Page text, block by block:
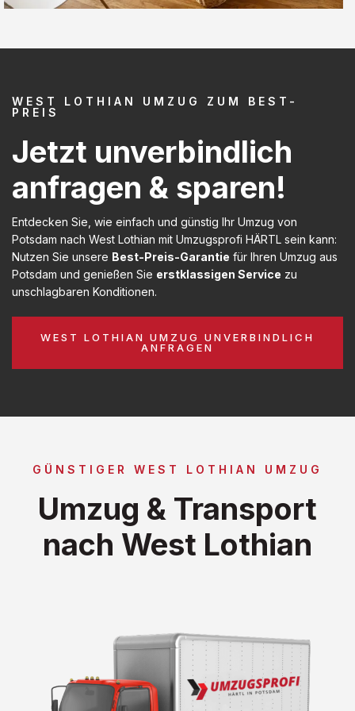
WEST LOTHIAN UMZUG ZUM BEST-
PREIS
Jetzt unverbindlich
anfragen & sparen!
Entdecken Sie, wie einfach und günstig Ihr Umzug von
Potsdam nach West Lothian mit Umzugsprofi HÄRTL sein kann:
Nutzen Sie unsere Best-Preis-Garantie für Ihren Umzug aus
Potsdam und genießen Sie erstklassigen Service zu
unschlagbaren Konditionen.
WEST LOTHIAN UMZUG UNVERBINDLICH
ANFRAGEN
GÜNSTIGER WEST LOTHIAN UMZUG
Umzug & Transport
nach West Lothian